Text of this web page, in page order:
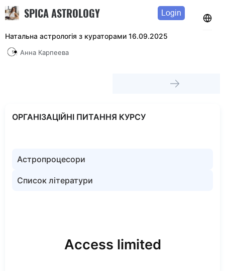
SPICA ASTROLOGY Login
Натальна астрологія з кураторами 16.09.2025
Анна Карпеева
ОРГАНІЗАЦІЙНІ ПИТАННЯ КУРСУ
Астропроцесори
Список літератури
Access limited